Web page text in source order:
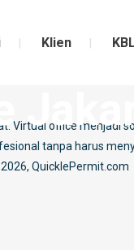
Klien
Virtual office menjadi
tanpa harus
QuicklePermit.com